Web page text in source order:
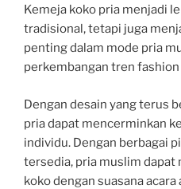
Kemeja koko pria menjadi
tradisional, tetapi juga
penting dalam mode pria
perkembangan tren fashion
Dengan desain yang terus
pria dapat mencerminkan
individu. Dengan berbagai
tersedia, pria muslim dapat
koko dengan suasana